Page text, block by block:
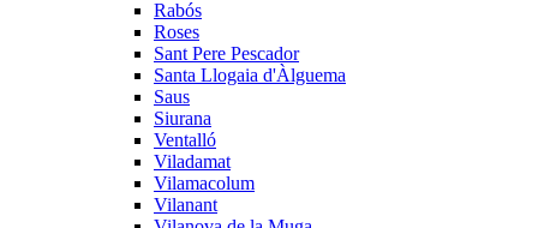
Rabós
Roses
Sant Pere Pescador
Santa Llogaia d'Àlguema
Saus
Siurana
Ventalló
Viladamat
Vilamacolum
Vilanant